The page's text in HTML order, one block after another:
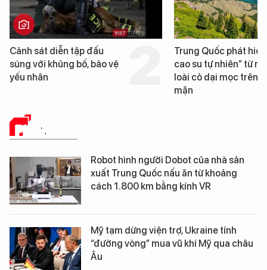
Trung Quốc phát hiện “mỏ
cao su tự nhiên” từ một
loài cỏ dại mọc trên đất
Loạt dự án bất
Đà Nẵng sắp
PHÂN TÍCH
Robot hình người Dobot của nhà sản
xuất Trung Quốc nấu ăn từ khoảng
cách 1.800 km bằng kính VR
Mỹ tạm dừng viện trợ, Ukraine tính
“đường vòng” mua vũ khí Mỹ qua châu
Âu